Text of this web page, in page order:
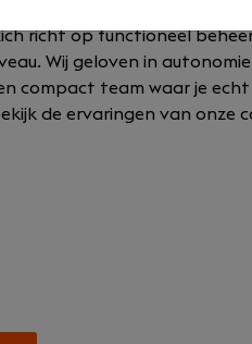
richt op functioneel
Wij geloven in
compact team waar je
de ervaringen van onze